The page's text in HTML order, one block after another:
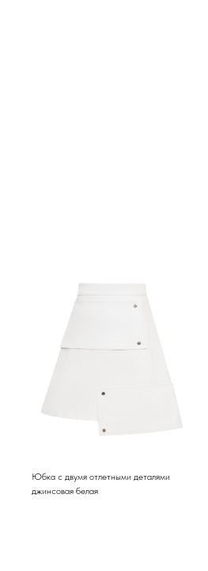
Юбка с двумя отлетными деталями
джинсовая белая